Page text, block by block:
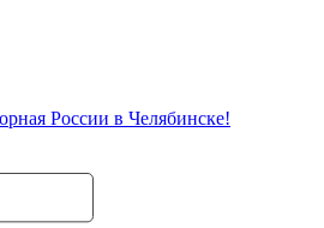
России в Челябинске!